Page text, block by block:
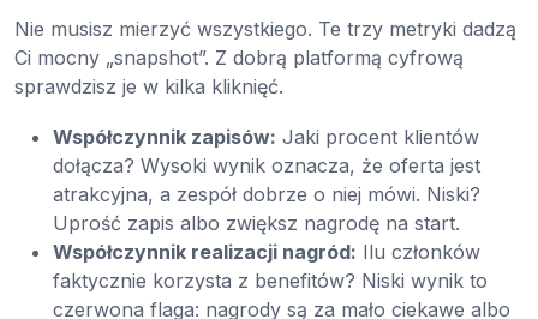
Nie musisz mierzyć wszystkiego. Te trzy metryki dadzą
Ci mocny „snapshot”. Z dobrą platformą cyfrową
sprawdzisz je w kilka kliknięć.
Współczynnik zapisów: Jaki procent klientów
dołącza? Wysoki wynik oznacza, że oferta jest
atrakcyjna, a zespół dobrze o niej mówi. Niski?
Uprość zapis albo zwiększ nagrodę na start.
Współczynnik realizacji nagród: Ilu członków
faktycznie korzysta z benefitów? Niski wynik to
czerwona flaga: nagrody są za mało ciekawe albo